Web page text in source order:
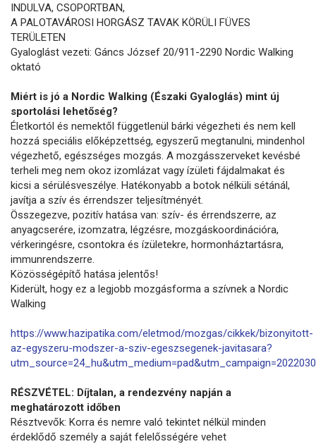
INDULVA, CSOPORTBAN,
A PALOTAVÁROSI HORGÁSZ TAVAK KÖRÜLI FÜVES
TERÜLETEN
Gyaloglást vezeti: Gáncs József 20/911-2290 Nordic Walking
oktató
Miért is jó a Nordic Walking (Északi Gyaloglás) mint új
sportolási lehetőség?
Életkortól és nemektől függetlenül bárki végezheti és nem kell
hozzá speciális előképzettség, egyszerű megtanulni, mindenhol
végezhető, egészséges mozgás. A mozgásszerveket kevésbé
terheli meg nem okoz izomlázat vagy ízületi fájdalmakat és
kicsi a sérülésveszélye. Hatékonyabb a botok nélküli sétánál,
javítja a szív és érrendszer teljesítményét.
Összegezve, pozitív hatása van: szív- és érrendszerre, az
anyagcserére, izomzatra, légzésre, mozgáskoordinációra,
vérkeringésre, csontokra és ízületekre, hormonháztartásra,
immunrendszerre.
Közösségépítő hatása jelentős!
Kiderült, hogy ez a legjobb mozgásforma a szívnek a Nordic
Walking
https://www.hazipatika.com/eletmod/mozgas/cikkek/bizonyitott-
az-egyszeru-modszer-a-sziv-egeszsegenek-javitasara?
RÉSZVÉTEL: Díjtalan, a rendezvény napján a
meghatározott időben
Résztvevők: Korra és nemre való tekintet nélkül minden
érdeklődő személy a saját felelősségére vehet